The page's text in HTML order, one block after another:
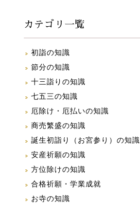
カテゴリ一覧
初詣の知識
節分の知識
十三詣りの知識
七五三の知識
厄除け・厄払いの知識
商売繁盛の知識
誕生初詣り（お宮参り）の知識
安産祈願の知識
方位除けの知識
合格祈願・学業成就
お寺の知識